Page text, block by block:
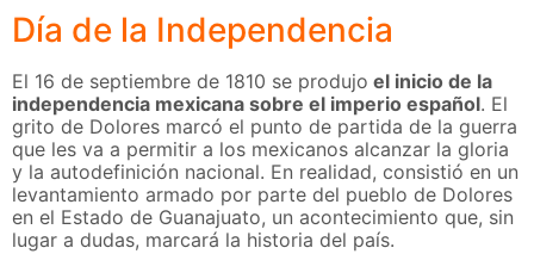
Día de la Independencia
El 16 de septiembre de 1810 se produjo el inicio de la
independencia mexicana sobre el imperio español. El
grito de Dolores marcó el punto de partida de la guerra
que les va a permitir a los mexicanos alcanzar la gloria
y la autodefinición nacional. En realidad, consistió en un
levantamiento armado por parte del pueblo de Dolores
en el Estado de Guanajuato, un acontecimiento que, sin
lugar a dudas, marcará la historia del país.